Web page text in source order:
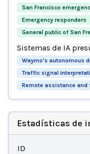
San Francisco
Emergency responders
General public of San
Sistemas de IA
Waymo's autonomous
Traffic signal
Remote assistance
Estadísticas de
ID